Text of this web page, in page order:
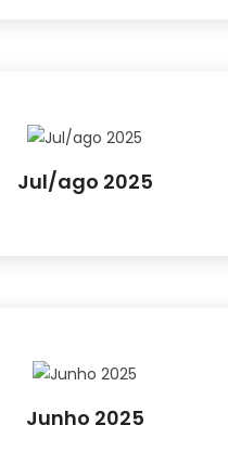
Jul/ago 2025
Junho 2025